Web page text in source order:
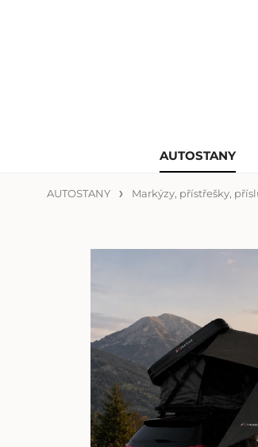
AUTOSTANY
AUTOSTANY Markýzy, přístřešky,